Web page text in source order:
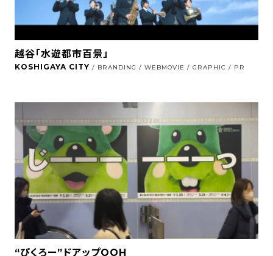
越谷「水遊都市百景」
KOSHIGAYA CITY / BRANDING / WEBMOVIE / GRAPHIC / PR
“ぴくろー”ドアップOOH